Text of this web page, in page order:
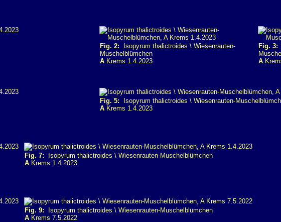
Fig. 2: Isopyrum thalictroides \ Wiesenrauten-
Muschelblümchen
A Krems 1.4.2023
Fig. 3:
A
Fig. 5: Isopyrum thalictroides \ Wiesenrauten-
A Krems 1.4.2023
Fig. 7: Isopyrum thalictroides \ Wiesenrauten-Muschelblümchen
A Krems 1.4.2023
Fig. 9: Isopyrum thalictroides \ Wiesenrauten-Muschelblümchen
A Krems 7.5.2022